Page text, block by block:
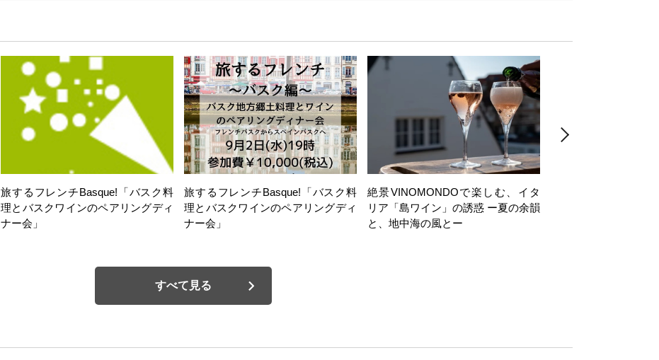
旅するフレンチBasque!「バスク料
理とバスクワインのペアリングディ
ナー会」
旅するフレンチBasque!「バスク料
理とバスクワインのペアリングディ
ナー会」
絶景VINOMONDOで楽しむ、イタ
リア「島ワイン」の誘惑 ー夏の余韻
と、地中海の風とー
すべて見る